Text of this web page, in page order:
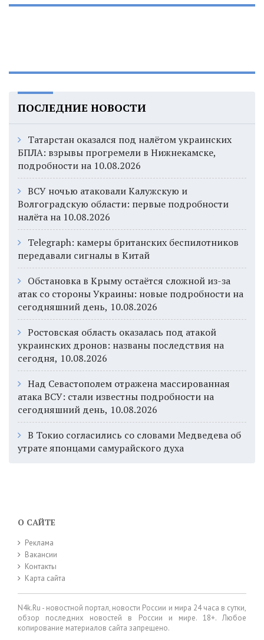
ПОСЛЕДНИЕ НОВОСТИ
Татарстан оказался под налётом украинских
БПЛА: взрывы прогремели в Нижнекамске,
подробности на 10.08.2026
ВСУ ночью атаковали Калужскую и
Волгоградскую области: первые подробности
налёта на 10.08.2026
Telegraph: камеры британских беспилотников
передавали сигналы в Китай
Обстановка в Крыму остаётся сложной из-за
атак со стороны Украины: новые подробности на
сегодняшний день, 10.08.2026
Ростовская область оказалась под атакой
украинских дронов: названы последствия на
сегодня, 10.08.2026
Над Севастополем отражена массированная
атака ВСУ: стали известны подробности на
сегодняшний день, 10.08.2026
В Токио согласились со словами Медведева об
утрате японцами самурайского духа
О САЙТЕ
Реклама
Вакансии
Контакты
Карта сайта
N4k.Ru - новостной портал, новости России и мира 24 часа в сутки,
обзор последних новостей в России и мире. 18+. Любое
копирование материалов сайта запрещено.